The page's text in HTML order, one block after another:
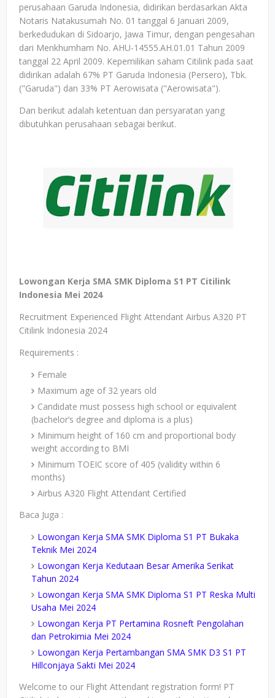
perusahaan Garuda Indonesia, didirikan berdasarkan Akta
Notaris Natakusumah No. 01 tanggal 6 Januari 2009,
berkedudukan di Sidoarjo, Jawa Timur, dengan pengesahan
dari Menkhumham No. AHU-14555.AH.01.01 Tahun 2009
tanggal 22 April 2009. Kepemilikan saham Citilink pada saat
didirikan adalah 67% PT Garuda Indonesia (Persero), Tbk.
("Garuda") dan 33% PT Aerowisata ("Aerowisata").
Dan berikut adalah ketentuan dan persyaratan yang
dibutuhkan perusahaan sebagai berikut.
Lowongan Kerja SMA SMK Diploma S1 PT Citilink
Indonesia Mei 2024
Recruitment Experienced Flight Attendant Airbus A320 PT
Citilink Indonesia 2024
Requirements :
Female
Maximum age of 32 years old
Candidate must possess high school or equivalent
(bachelor’s degree and diploma is a plus)
Minimum height of 160 cm and proportional body
weight according to BMI
Minimum TOEIC score of 405 (validity within 6
months)
Airbus A320 Flight Attendant Certified
Baca Juga :
Lowongan Kerja SMA SMK Diploma S1 PT Bukaka
Teknik Mei 2024
Lowongan Kerja Kedutaan Besar Amerika Serikat
Tahun 2024
Lowongan Kerja SMA SMK Diploma S1 PT Reska Multi
Usaha Mei 2024
Lowongan Kerja PT Pertamina Rosneft Pengolahan
dan Petrokimia Mei 2024
Lowongan Kerja Pertambangan SMA SMK D3 S1 PT
Hillconjaya Sakti Mei 2024
Welcome to our Flight Attendant registration form! PT